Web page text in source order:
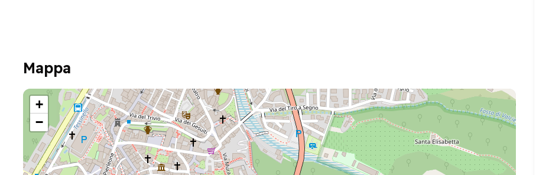
Mappa
+
−